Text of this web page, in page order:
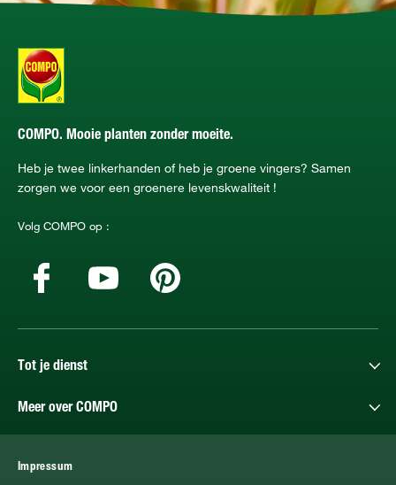
COMPO. Mooie planten zonder moeite.
Heb je twee linkerhanden of heb je groene vingers? Samen
zorgen we voor een groenere levenskwaliteit !
Volg COMPO op :
Tot je dienst
Meer over COMPO
Impressum